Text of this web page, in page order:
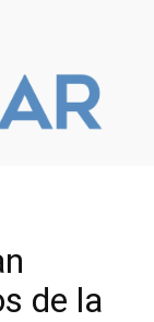
de la